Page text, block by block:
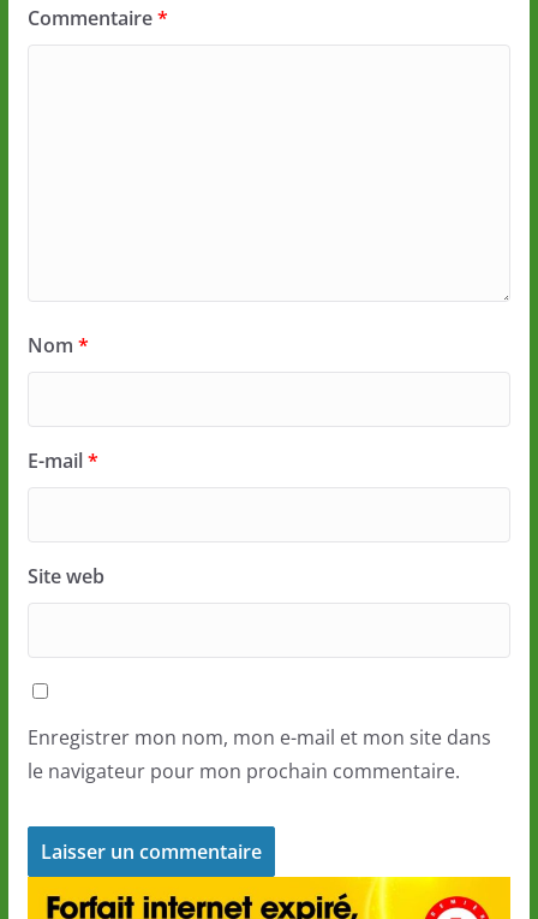
Commentaire*
Nom *
E-mail*
Site web
Enregistrer mon nom, mon e-mail et mon site dans
le navigateur pour mon prochain commentaire.